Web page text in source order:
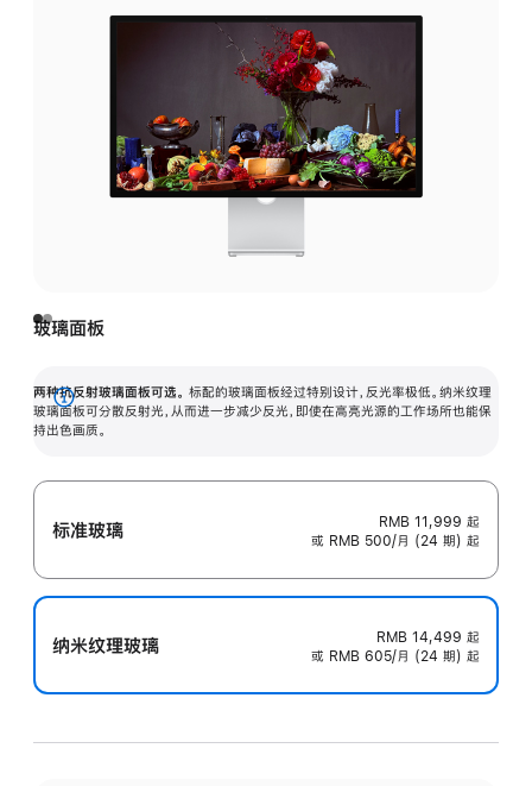
玻璃面板
两种抗反射玻璃面板可选。 标配的玻璃面板经过特别设计，反光率极低。纳米纹理
玻璃面板可分散反射光，从而进一步减少反光，即使在高亮光源的工作场所也能保
持出色画质。
展
开
标准玻璃 RMB 11,999 起
或 RMB 500/月 (24 期) 起
纳米纹理玻璃 RMB 14,499 起
或 RMB 605/月 (24 期) 起